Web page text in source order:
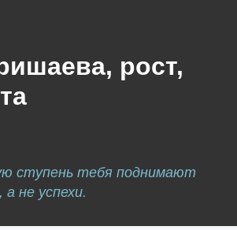
рост,
ступень тебя поднимают
не успехи.